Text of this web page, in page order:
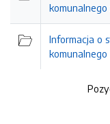
komunalnego
Informacja o